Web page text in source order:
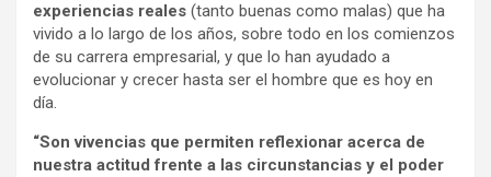
experiencias reales (tanto buenas como malas) que ha
vivido a lo largo de los años, sobre todo en los comienzos
de su carrera empresarial, y que lo han ayudado a
evolucionar y crecer hasta ser el hombre que es hoy en
día.
“Son vivencias que permiten reflexionar acerca de
nuestra actitud frente a las circunstancias y el poder